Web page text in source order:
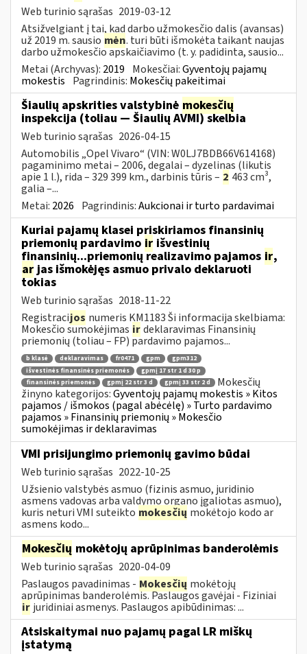
Web turinio sąrašas 2019-03-12
Atsižvelgiant į tai, kad darbo užmokesčio dalis (avansas)
už 2019 m. sausio mėn. turi būti išmokėta taikant naujas
darbo užmokesčio apskaičiavimo (t. y. padidinta, sausio...
Metai (Archyvas): 2019 Mokesčiai:Gyventojų pajamų
mokestis Pagrindinis: Mokesčių pakeitimai
Šiaulių apskrities valstybinė mokesčių
inspekcija (toliau — Šiaulių AVMI) skelbia
Web turinio sąrašas 2026-04-15
Automobilis „Opel Vivaro“ (VIN: W0LJ7BDB66V614168)
pagaminimo metai – 2006, degalai – dyzelinas (likutis
apie 1 l.), rida – 329 399 km., darbinis tūris – 2 463 cm³,
galia –...
Metai: 2026 Pagrindinis:Aukcionai ir turto pardavimai
Kuriai pajamų klasei priskiriamos finansinių
priemonių pardavimo ir išvestinių
finansinių...priemonių realizavimo pajamos ir,
arjas išmokėjęs asmuo privalo deklaruoti
tokias
Web turinio sąrašas 2018-11-22
Registracijos numeris KM1183 Ši informacija skelbiama:
Mokesčio sumokėjimas irdeklaravimas Finansinių
priemonių (toliau – FP) pardavimo pajamos...
b klasė deklaravimas fr0471 gpm
gpm312
išvestinės finansinės priemonės
gpmį 17 str 1 d 30 p
finansinės priemonės
gpmį 22 str 3 d gpmį 33 str 2 d
Mokesčių
žinyno kategorijos:Gyventojų pajamų mokestis » Kitos
pajamos / išmokos (pagal abėcėlę) » Turto pardavimo
pajamos » Finansinių priemonių » Mokesčio
sumokėjimas ir deklaravimas
VMI prisijungimo priemonių gavimo būdai
Web turinio sąrašas 2022-10-25
Užsienio valstybės asmuo (fizinis asmuo, juridinio
asmens vadovas arba valdymo organo įgaliotas asmuo),
kuris neturi VMI suteikto mokesčių mokėtojo kodo ar
asmens kodo...
Mokesčių mokėtojų aprūpinimas banderolėmis
Web turinio sąrašas 2020-04-09
Paslaugos pavadinimas - Mokesčių mokėtojų
aprūpinimas banderolėmis. Paslaugos gavėjai - Fiziniai
ir juridiniai asmenys. Paslaugos apibūdinimas: ...
Atsiskaitymai nuo pajamų pagal LR miškų
įstatymą